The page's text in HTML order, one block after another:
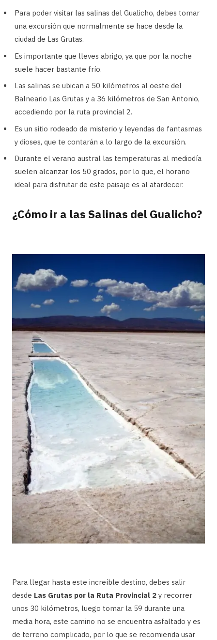
Para poder visitar las salinas del Gualicho, debes tomar
una excursión que normalmente se hace desde la
ciudad de Las Grutas.
Es importante que lleves abrigo, ya que por la noche
suele hacer bastante frío.
Las salinas se ubican a 50 kilómetros al oeste del
Balneario Las Grutas y a 36 kilómetros de San Antonio,
accediendo por la ruta provincial 2.
Es un sitio rodeado de misterio y leyendas de fantasmas
y dioses, que te contarán a lo largo de la excursión.
Durante el verano austral las temperaturas al mediodía
suelen alcanzar los 50 grados, por lo que, el horario
ideal para disfrutar de este paisaje es al atardecer.
¿Cómo ir a las Salinas del Gualicho?
Para llegar hasta este increíble destino, debes salir
desde Las Grutas por la Ruta Provincial 2 y recorrer
unos 30 kilómetros, luego tomar la 59 durante una
media hora, este camino no se encuentra asfaltado y es
de terreno complicado, por lo que se recomienda usar